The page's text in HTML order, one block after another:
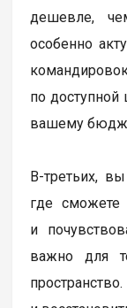
дешевле,
особенно
по доступной
вашему
В-третьих, вы
где сможете
и
важно для